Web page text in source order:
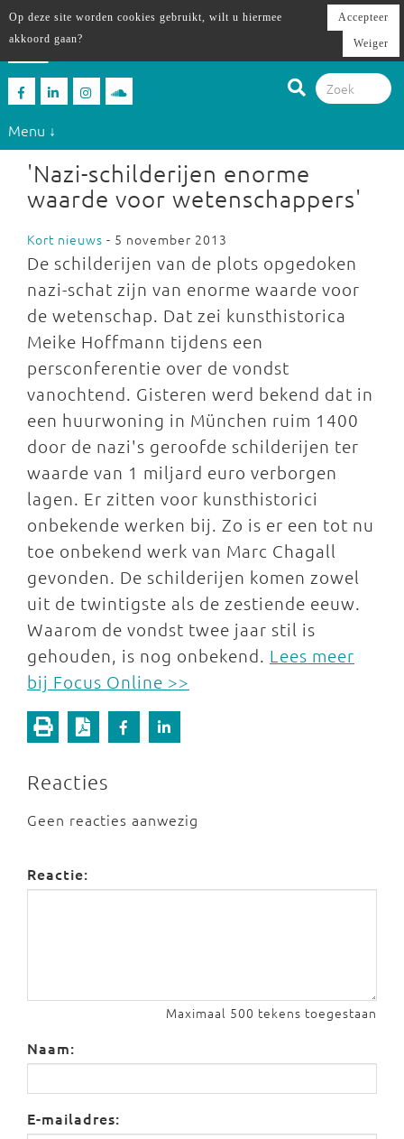
Menu ↓
'Nazi-schilderijen enorme
waarde voor wetenschappers'
Kort nieuws - 5 november 2013
De schilderijen van de plots opgedoken
nazi-schat zijn van enorme waarde voor
de wetenschap. Dat zei kunsthistorica
Meike Hoffmann tijdens een
persconferentie over de vondst
vanochtend. Gisteren werd bekend dat in
een huurwoning in München ruim 1400
door de nazi's geroofde schilderijen ter
waarde van 1 miljard euro verborgen
lagen. Er zitten voor kunsthistorici
onbekende werken bij. Zo is er een tot nu
toe onbekend werk van Marc Chagall
gevonden. De schilderijen komen zowel
uit de twintigste als de zestiende eeuw.
Waarom de vondst twee jaar stil is
gehouden, is nog onbekend. Lees meer
bij Focus Online >>
Reacties
Geen reacties aanwezig
Reactie:
Maximaal 500 tekens toegestaan
Naam:
E-mailadres:
Op deze site worden cookies gebruikt, wilt u hiermee
akkoord gaan?
Accepteer
Weiger